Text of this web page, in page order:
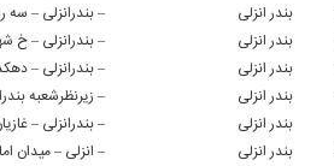
بندر انزلی
– بندرانزلی – سه
بندر انزلی
– بندرانزلی – خ
بندر انزلی
– بندرانزلی –
بندر انزلی
– زیرنظرشعبه
بندر انزلی
– بندرانزلی –
بندر انزلی
– انزلی – میدان